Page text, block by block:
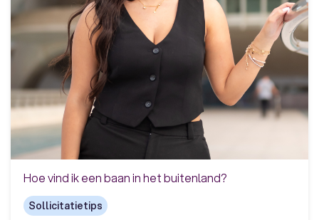
Hoe vind ik een baan in het buitenland?
Sollicitatietips